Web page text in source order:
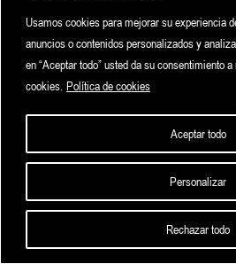
Usamos cookies para mejorar su experiencia
anuncios o contenidos personalizados y
en “Aceptar todo” usted da su consentimiento
cookies. Política de cookies
Personalizar
Rechazar todo
Aceptar todo
HOME